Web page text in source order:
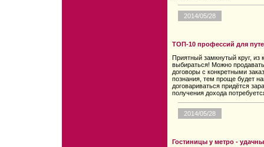
2014/05/28
ТОП-10 профессий для
Приятный замкнутый круг, из
выбираться! Можно
договоры с конкретными
познания, тем проще будет
договариваться придётся
получения дохода
2014/05/28
Гостиницы у метро -